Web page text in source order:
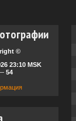
©
23:10 MSK
54